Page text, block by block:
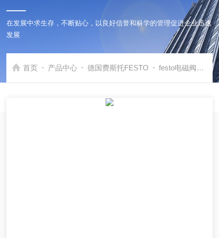
在发展中求生存，不断贴心，以良好信誉和科学的管理促进企业迅速
发展
首页 - 产品中心 - 德国费斯托FESTO - festo电磁阀